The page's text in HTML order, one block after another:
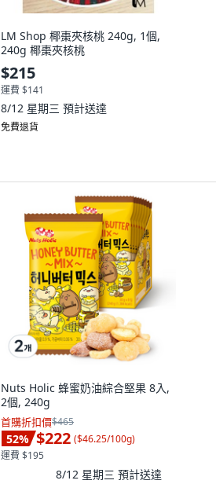
LM Shop 椰棗夾核桃 240g, 1個,
240g 椰棗夾核桃
$215
運費 $141
8/12 星期三 預計送達
免費退貨
Nuts Holic 蜂蜜奶油綜合堅果 8入,
2個, 240g
首購折扣價$465
52% $222 ($46.25/100g)
運費 $195
8/12 星期三 預計送達